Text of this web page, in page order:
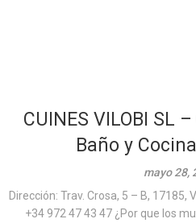
CUINES VILOBI SL
Baño y
mayo 28,
Dirección: Trav. Crosa, 5 – B, 17185,
+34 972 47 43 47 ¿Por que los